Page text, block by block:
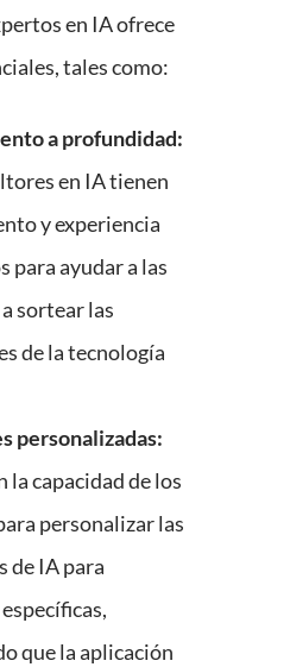
en IA ofrece
tales como:
a profundidad:
en IA tienen
y experiencia
para ayudar a las
sortear las
de la tecnología
personalizadas:
la capacidad de los
personalizar las
de IA para
que la aplicación